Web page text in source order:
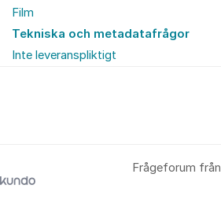
Film
Tekniska och metadatafrågor
Inte leveranspliktigt
Frågeforum från